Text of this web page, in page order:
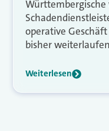
Württembergische
operative
bisher
Weiterlesen